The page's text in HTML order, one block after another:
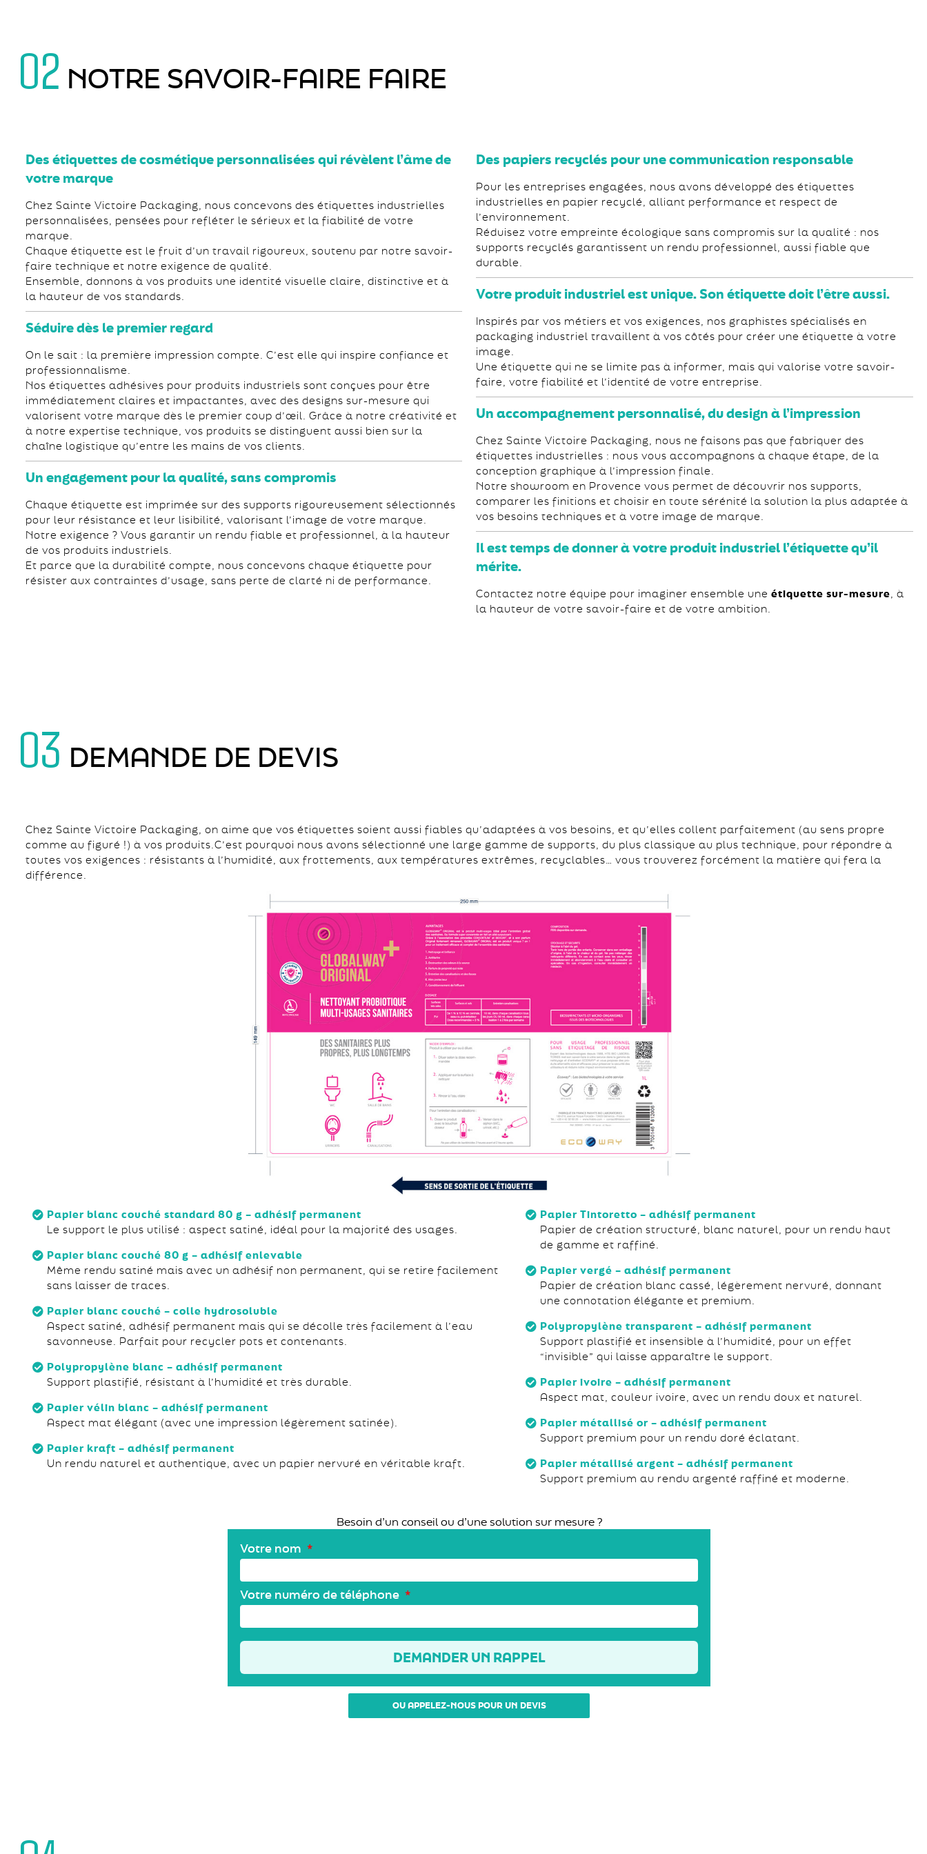
02 NOTRE SAVOIR-FAIRE FAIRE
Des étiquettes de cosmétique personnalisées qui révèlent l’âme de
votre marque
Chez Sainte Victoire Packaging, nous concevons des étiquettes industrielles
personnalisées, pensées pour refléter le sérieux et la fiabilité de votre
marque.
Chaque étiquette est le fruit d’un travail rigoureux, soutenu par notre savoir-
faire technique et notre exigence de qualité.
Ensemble, donnons à vos produits une identité visuelle claire, distinctive et à
la hauteur de vos standards.
Séduire dès le premier regard
On le sait : la première impression compte. C’est elle qui inspire confiance et
professionnalisme.
Nos étiquettes adhésives pour produits industriels sont conçues pour être
immédiatement claires et impactantes, avec des designs sur-mesure qui
valorisent votre marque dès le premier coup d’œil. Grâce à notre créativité et
à notre expertise technique, vos produits se distinguent aussi bien sur la
chaîne logistique qu’entre les mains de vos clients.
Un engagement pour la qualité, sans compromis
Chaque étiquette est imprimée sur des supports rigoureusement sélectionnés
pour leur résistance et leur lisibilité, valorisant l’image de votre marque.
Notre exigence ? Vous garantir un rendu fiable et professionnel, à la hauteur
de vos produits industriels.
Et parce que la durabilité compte, nous concevons chaque étiquette pour
résister aux contraintes d’usage, sans perte de clarté ni de performance.
Des papiers recyclés pour une communication responsable
Pour les entreprises engagées, nous avons développé des étiquettes
industrielles en papier recyclé, alliant performance et respect de
l’environnement.
Réduisez votre empreinte écologique sans compromis sur la qualité : nos
supports recyclés garantissent un rendu professionnel, aussi fiable que
durable.
Votre produit industriel est unique. Son étiquette doit l’être aussi.
Inspirés par vos métiers et vos exigences, nos graphistes spécialisés en
packaging industriel travaillent à vos côtés pour créer une étiquette à votre
image.
Une étiquette qui ne se limite pas à informer, mais qui valorise votre savoir-
faire, votre fiabilité et l’identité de votre entreprise.
Un accompagnement personnalisé, du design à l’impression
Chez Sainte Victoire Packaging, nous ne faisons pas que fabriquer des
étiquettes industrielles : nous vous accompagnons à chaque étape, de la
conception graphique à l’impression finale.
Notre showroom en Provence vous permet de découvrir nos supports,
comparer les finitions et choisir en toute sérénité la solution la plus adaptée à
vos besoins techniques et à votre image de marque.
Il est temps de donner à votre produit industriel l’étiquette qu’il
mérite.
Contactez notre équipe pour imaginer ensemble uneétiquette sur-mesure, à
la hauteur de votre savoir-faire et de votre ambition.
03 DEMANDE DE DEVIS
Chez Sainte Victoire Packaging, on aime que vos étiquettes soient aussi fiables qu’adaptées à vos besoins, et qu’elles collent parfaitement (au sens propre
comme au figuré !) à vos produits.C’est pourquoi nous avons sélectionné une large gamme de supports, du plus classique au plus technique, pour répondre à
toutes vos exigences : résistants à l’humidité, aux frottements, aux températures extrêmes, recyclables… vous trouverez forcément la matière qui fera la
différence.
Papier blanc couché standard 80 g – adhésif permanent
Le support le plus utilisé : aspect satiné, idéal pour la majorité des usages.
Papier blanc couché 80 g – adhésif enlevable
Même rendu satiné mais avec un adhésif non permanent, qui se retire facilement
sans laisser de traces.
Papier blanc couché – colle hydrosoluble
Aspect satiné, adhésif permanent mais qui se décolle très facilement à l’eau
savonneuse. Parfait pour recycler pots et contenants.
Polypropylène blanc – adhésif permanent
Support plastifié, résistant à l’humidité et très durable.
Papier vélin blanc – adhésif permanent
Aspect mat élégant (avec une impression légèrement satinée).
Papier kraft – adhésif permanent
Un rendu naturel et authentique, avec un papier nervuré en véritable kraft.
Papier Tintoretto – adhésif permanent
Papier de création structuré, blanc naturel, pour un rendu haut
de gamme et raffiné.
Papier vergé – adhésif permanent
Papier de création blanc cassé, légèrement nervuré, donnant
une connotation élégante et premium.
Polypropylène transparent – adhésif permanent
Support plastifié et insensible à l’humidité, pour un effet
“invisible” qui laisse apparaître le support.
Papier ivoire – adhésif permanent
Aspect mat, couleur ivoire, avec un rendu doux et naturel.
Papier métallisé or – adhésif permanent
Support premium pour un rendu doré éclatant.
Papier métallisé argent – adhésif permanent
Support premium au rendu argenté raffiné et moderne.
Besoin d’un conseil ou d’une solution sur mesure ?
Votre nom
Votre numéro de téléphone
DEMANDER UN RAPPEL
OU APPELEZ-NOUS POUR UN DEVIS